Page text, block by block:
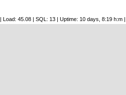
| Load: 45.08 | SQL: 13 | Uptime: 10 days, 8:19